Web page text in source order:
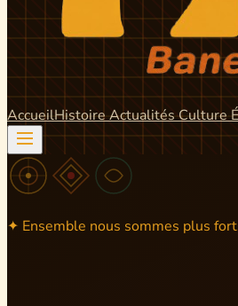
AccueilHistoire ActualitésCulture
✦ Ensemble nous sommes plus